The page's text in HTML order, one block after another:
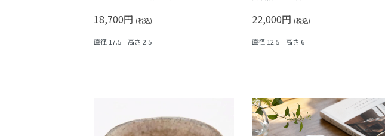
18,700円 (税込)
直径 17.5 高さ 2.5
22,000円 (税込)
直径 12.5 高さ 6